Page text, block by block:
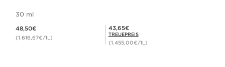
30 ml
48,50€
(1.616,67€/1L)
Mitgliederpreis 43,65€
43,65€
TREUEPREIS
(1.455,00€/1L)